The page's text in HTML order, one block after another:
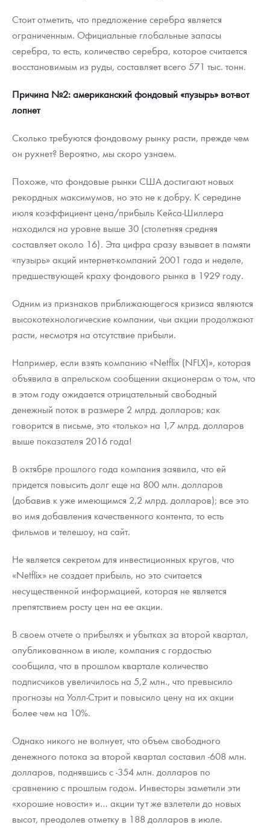
Стоит отметить, что предложение серебра является
ограниченным. Официальные глобальные запасы
серебра, то есть, количество серебра, которое считается
восстановимым из руды, составляет всего 571 тыс. тонн.
Причина №2: американский фондовый «пузырь» вот-вот
лопнет
Сколько требуются фондовому рынку расти, прежде чем
он рухнет? Вероятно, мы скоро узнаем.
Похоже, что фондовые рынки США достигают новых
рекордных максимумов, но это не к добру. К середине
июля коэффициент цена/прибыль Кейса-Шиллера
находился на уровне выше 30 (столетняя средняя
составляет около 16). Эта цифра сразу взывает в памяти
«пузырь» акций интернет-компаний 2001 года и неделе,
предшествующей краху фондового рынка в 1929 году.
Одним из признаков приближающегося кризиса являются
высокотехнологические компании, чьи акции продолжают
расти, несмотря на отсутствие прибыли.
Например, если взять компанию «Netflix (NFLX)», которая
объявила в апрельском сообщении акционерам о том, что
в этом году ожидается отрицательный свободный
денежный поток в размере 2 млрд. долларов; как
говорится в письме, это «только» на 1,7 млрд. долларов
выше показателя 2016 года!
В октябре прошлого года компания заявила, что ей
придется повысить долг еще на 800 млн. долларов
(добавив к уже имеющимся 2,2 млрд. долларов); все это
во имя добавления качественного контента, то есть
фильмов и телешоу, на сайт.
Не является секретом для инвестиционных кругов, что
«Netflix» не создает прибыль, но это считается
несущественной информацией, которая не является
препятствием росту цен на ее акции.
В своем отчете о прибылях и убытках за второй квартал,
опубликованном в июле, компания с гордостью
сообщила, что в прошлом квартале количество
подписчиков увеличилось на 5,2 млн., что превысило
прогнозы на Уолл-Стрит и повысило цену на их акции
более чем на 10%.
Однако никого не волнует, что объем свободного
денежного потока за второй квартал составил -608 млн.
долларов, поднявшись с -354 млн. долларов по
сравнению с прошлым годом. Инвесторы заметили эти
«хорошие новости» и… акции тут же взлетели до новых
высот, преодолев отметку в 188 долларов в июле.